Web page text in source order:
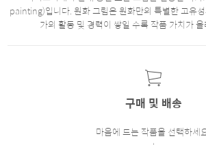
painting)입니다. 원화 그림은 원화만의 특별한 고유
가의 활동 및 경력이 쌓일 수록 작품 가치가
구매 및 배송
마음에 드는 작품을 선택하세